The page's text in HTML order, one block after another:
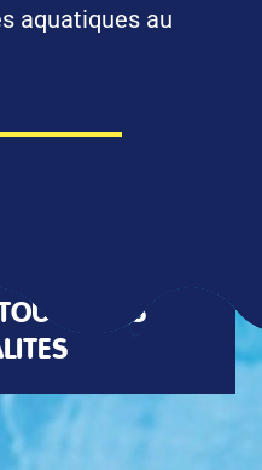
aquatiques au
LES